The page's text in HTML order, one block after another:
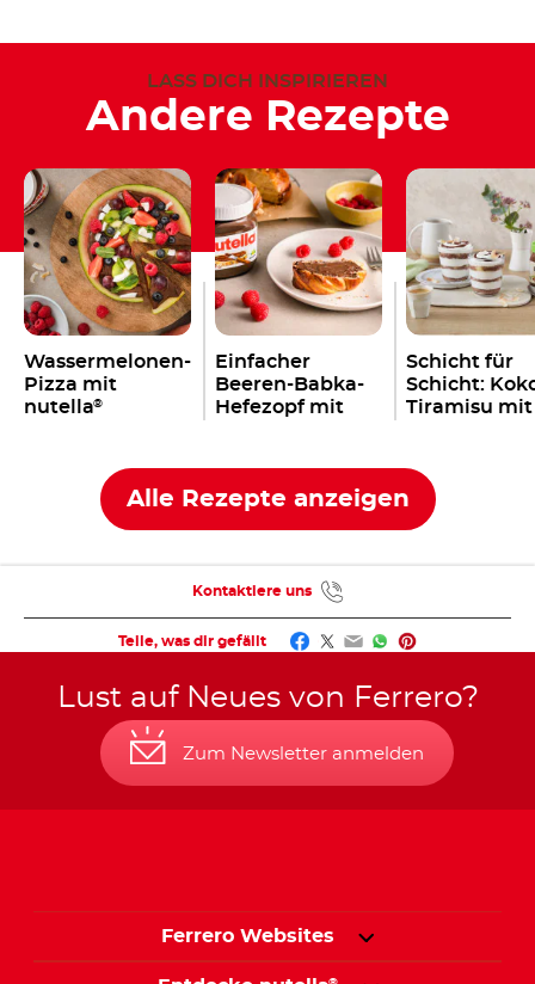
LASS DICH INSPIRIEREN
Andere Rezepte
Wassermelonen-
Pizza mit
nutella®
Einfacher
Beeren-Babka-
Hefezopf mit
Schicht für
Schicht:
Tiramisu mit
Alle Rezepte anzeigen
Teile, was dir gefällt Facebook
Twitter
EmailWhatsApp
Pinterest
Kontaktiere uns
Lust auf Neues von Ferrero?
Zum Newsletter anmelden
Ferrero Websites